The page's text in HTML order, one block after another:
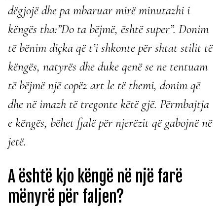
dëgjojë dhe pa mbaruar mirë minutazhi i
këngës tha:”Do ta bëjmë, është super”. Donim
të bënim diçka që t’i shkonte për shtat stilit të
këngës, natyrës dhe duke qenë se ne tentuam
të bëjmë një copëz art le të themi, donim që
dhe në imazh të tregonte këtë gjë. Përmbajtja
e këngës, bëhet fjalë për njerëzit që gabojnë në
jetë.
A është kjo këngë në një farë
mënyrë për faljen?